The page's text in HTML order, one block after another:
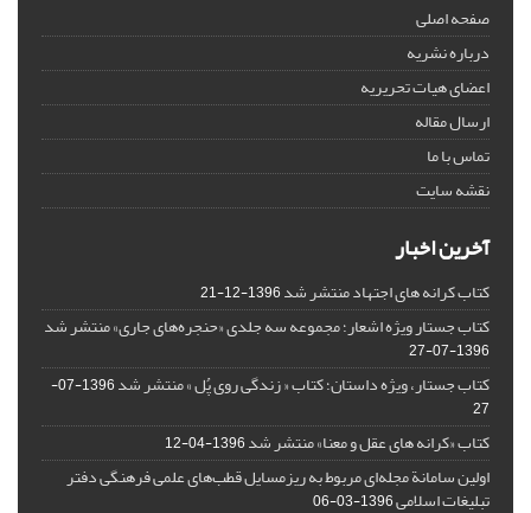
صفحه اصلی
درباره نشریه
اعضای هیات تحریریه
ارسال مقاله
تماس با ما
نقشه سایت
آخرین اخبار
کتاب کرانه های اجتهاد منتشر شد1396-12-21
کتاب جستار ویژه اشعار؛ مجموعه سه جلدی «حنجره‌های جاری» منتشر شد
1396-07-27
کتاب جستار، ویژه داستان؛ کتاب « زندگی روی پُل » منتشر شد
1396-07-
27
کتاب «کرانه های عقل و معنا» منتشر شد1396-04-12
اولین سامانة مجله‌ای مربوط به ریزمسایل‌ قطب‌های علمی فرهنگی دفتر
تبلیغات اسلامی1396-03-06